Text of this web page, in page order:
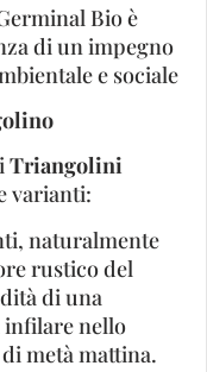
Bio è
di un impegno
e sociale
Triangolini
varianti:
naturalmente
rustico del
di una
infilare nello
metà mattina.